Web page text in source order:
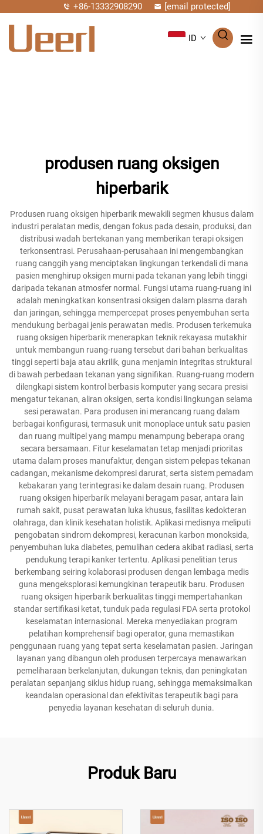
+86-13332908290 [email protected]
ID
produsen ruang oksigen
hiperbarik
Produsen ruang oksigen hiperbarik mewakili segmen khusus dalam
industri peralatan medis, dengan fokus pada desain, produksi, dan
distribusi wadah bertekanan yang memberikan terapi oksigen
terkonsentrasi. Perusahaan-perusahaan ini mengembangkan
ruang canggih yang menciptakan lingkungan terkendali di mana
pasien menghirup oksigen murni pada tekanan yang lebih tinggi
daripada tekanan atmosfer normal. Fungsi utama ruang-ruang ini
adalah meningkatkan konsentrasi oksigen dalam plasma darah
dan jaringan, sehingga mempercepat proses penyembuhan serta
mendukung berbagai jenis perawatan medis. Produsen terkemuka
ruang oksigen hiperbarik menerapkan teknik rekayasa mutakhir
untuk membangun ruang-ruang tersebut dari bahan berkualitas
tinggi seperti baja atau akrilik, guna menjamin integritas struktural
di bawah perbedaan tekanan yang signifikan. Ruang-ruang modern
dilengkapi sistem kontrol berbasis komputer yang secara presisi
mengatur tekanan, aliran oksigen, serta kondisi lingkungan selama
sesi perawatan. Para produsen ini merancang ruang dalam
berbagai konfigurasi, termasuk unit monoplace untuk satu pasien
dan ruang multipel yang mampu menampung beberapa orang
secara bersamaan. Fitur keselamatan tetap menjadi prioritas
utama dalam proses manufaktur, dengan sistem pelepas tekanan
cadangan, mekanisme dekompresi darurat, serta sistem pemadam
kebakaran yang terintegrasi ke dalam desain ruang. Produsen
ruang oksigen hiperbarik melayani beragam pasar, antara lain
rumah sakit, pusat perawatan luka khusus, fasilitas kedokteran
olahraga, dan klinik kesehatan holistik. Aplikasi medisnya meliputi
pengobatan sindrom dekompresi, keracunan karbon monoksida,
penyembuhan luka diabetes, pemulihan cedera akibat radiasi, serta
pendukung terapi kanker tertentu. Aplikasi penelitian terus
berkembang seiring kolaborasi produsen dengan lembaga medis
guna mengeksplorasi kemungkinan terapeutik baru. Produsen
ruang oksigen hiperbarik berkualitas tinggi mempertahankan
standar sertifikasi ketat, tunduk pada regulasi FDA serta protokol
keselamatan internasional. Mereka menyediakan program
pelatihan komprehensif bagi operator, guna memastikan
penggunaan ruang yang tepat serta keselamatan pasien. Jaringan
layanan yang dibangun oleh produsen terpercaya menawarkan
pemeliharaan berkelanjutan, dukungan teknis, dan peningkatan
peralatan sepanjang siklus hidup ruang, sehingga memaksimalkan
keandalan operasional dan efektivitas terapeutik bagi para
penyedia layanan kesehatan di seluruh dunia.
Produk Baru